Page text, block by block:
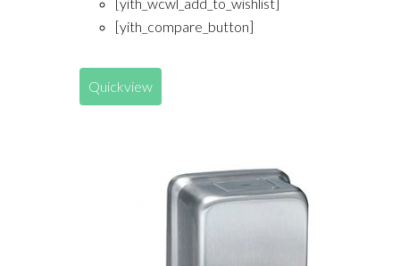
[yith_compare_button]
Quickview